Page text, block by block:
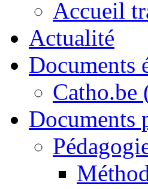
Accueil
Actualité
Documents
Catho.be
Documents